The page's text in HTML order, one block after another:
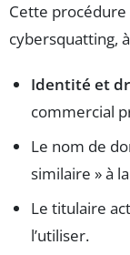
Cette
cybersquatting,
Identité et
commercial
Le nom de
similaire » à
Le titulaire
l’utiliser.